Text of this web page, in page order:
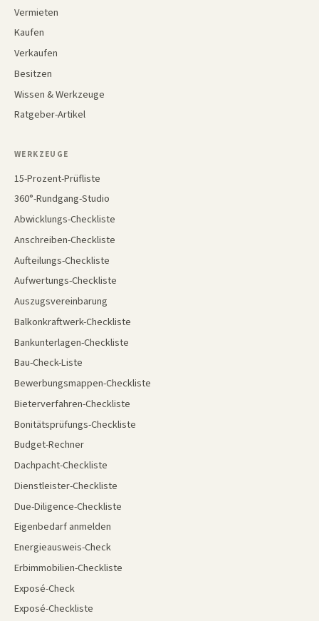
Vermieten
Kaufen
Verkaufen
Besitzen
Wissen & Werkzeuge
Ratgeber-Artikel
WERKZEUGE
15-Prozent-Prüfliste
360°-Rundgang-Studio
Abwicklungs-Checkliste
Anschreiben-Checkliste
Aufteilungs-Checkliste
Aufwertungs-Checkliste
Auszugsvereinbarung
Balkonkraftwerk-Checkliste
Bankunterlagen-Checkliste
Bau-Check-Liste
Bewerbungsmappen-Checkliste
Bieterverfahren-Checkliste
Bonitätsprüfungs-Checkliste
Budget-Rechner
Dachpacht-Checkliste
Dienstleister-Checkliste
Due-Diligence-Checkliste
Eigenbedarf anmelden
Energieausweis-Check
Erbimmobilien-Checkliste
Exposé-Check
Exposé-Checkliste